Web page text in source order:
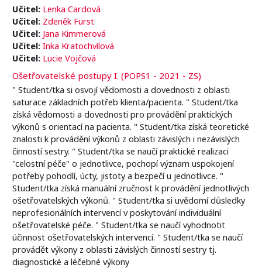
Učitel: Lenka Cardová
Učitel: Zdeněk Fürst
Učitel: Jana Kimmerová
Učitel: Inka Kratochvílová
Učitel: Lucie Vojčová
Ošetřovatelské postupy I. (POPS1 - 2021 - ZS)
" Student/tka si osvojí vědomosti a dovednosti z oblasti
saturace základních potřeb klienta/pacienta. " Student/tka
získá vědomosti a dovednosti pro provádění praktických
výkonů s orientací na pacienta. " Student/tka získá teoretické
znalosti k provádění výkonů z oblasti závislých i nezávislých
činností sestry. " Student/tka se naučí praktické realizaci
"celostní péče" o jednotlivce, pochopí význam uspokojení
potřeby pohodlí, úcty, jistoty a bezpečí u jednotlivce. "
Student/tka získá manuální zručnost k provádění jednotlivých
ošetřovatelských výkonů. " Student/tka si uvědomí důsledky
neprofesionálních intervencí v poskytování individuální
ošetřovatelské péče. " Student/tka se naučí vyhodnotit
účinnost ošetřovatelských intervencí. " Student/tka se naučí
provádět výkony z oblasti závislých činností sestry tj.
diagnostické a léčebné výkony